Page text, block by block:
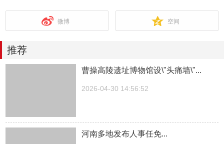
微博 空间
推荐
曹操高陵遗址博物馆设\"头痛墙\"...
2026-04-30 14:56:52
河南多地发布人事任免...